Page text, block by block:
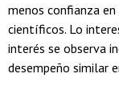
menos confianza
científicos. Lo
interés se observa
desempeño similar